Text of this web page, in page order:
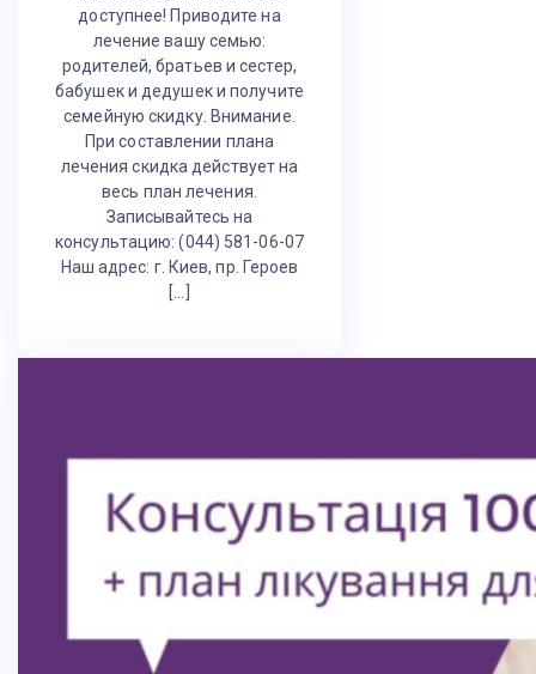
доступнее! Приводите на
лечение вашу семью:
родителей, братьев и сестер,
бабушек и дедушек и получите
семейную скидку. Внимание.
При составлении плана
лечения скидка действует на
весь план лечения.
Записывайтесь на
консультацию: (044) 581-06-07
Наш адрес: г. Киев, пр. Героев
[…]